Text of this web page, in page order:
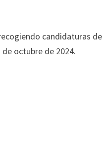
candidaturas de
octubre de 2024.